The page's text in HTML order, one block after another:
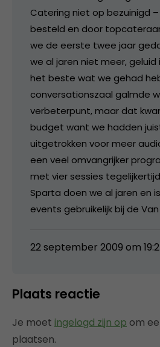
Catering niet op bezuinigd
besteld en door topcateraar
we de eerste twee jaar
we al jaren niet meer,
het beste wat we gehad
conversationszaal galmde
verbeterpunt, maar dat
budget want we hadden
uitgetrokken voor meer
een veel omvangrijker
met vier sessies
Sparta doen we al jaren en
events gebruikelijk bij de Van
22 september 2009 om
Plaats reactie
Je moet ingelogd zijn op om
plaatsen.